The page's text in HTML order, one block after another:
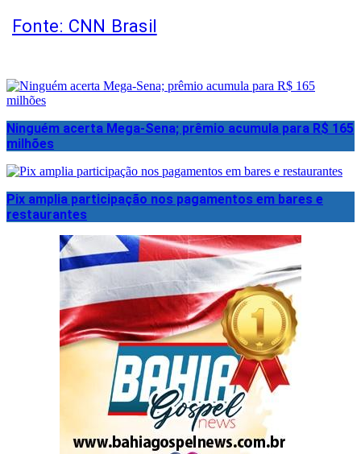
Fonte: CNN Brasil
Ninguém acerta Mega-Sena; prêmio acumula para R$ 165
milhões
Pix amplia participação nos pagamentos em bares e
restaurantes